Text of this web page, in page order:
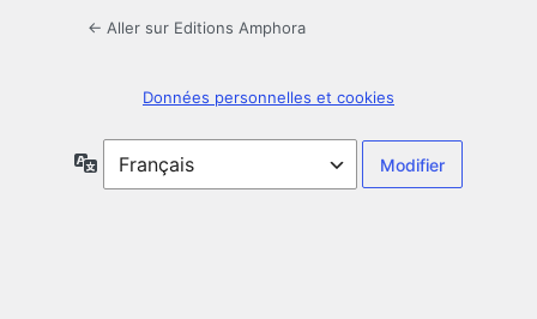
← Aller sur Editions Amphora
Données personnelles et cookies
Langue